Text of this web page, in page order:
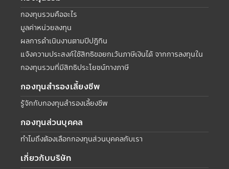
กองทุนรวมคืออะไร
มูลค่าหน่วยลงทุน
ผลการดำเนินงานตามปีปฏิทิน
แจ้งความประสงค์ใช้สิทธิขอยกเว้นภาษีเงินได้ จากการลงทุนใน
กองทุนรวมที่มีสิทธิประโยชน์ทางภาษี
กองทุนสำรองเลี้ยงชีพ
รู้จักกับกองทุนสำรองเลี้ยงชีพ
กองทุนส่วนบุคคล
ทำไมถึงต้องเลือกกองทุนส่วนบุคคลกับเรา
เกี่ยวกับบริษัท